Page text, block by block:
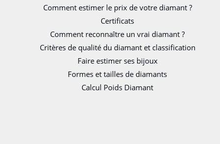
Comment estimer le prix de votre diamant ?
Certificats
Comment reconnaître un vrai diamant ?
Critères de qualité du diamant et classification
Faire estimer ses bijoux
Formes et tailles de diamants
Calcul Poids Diamant